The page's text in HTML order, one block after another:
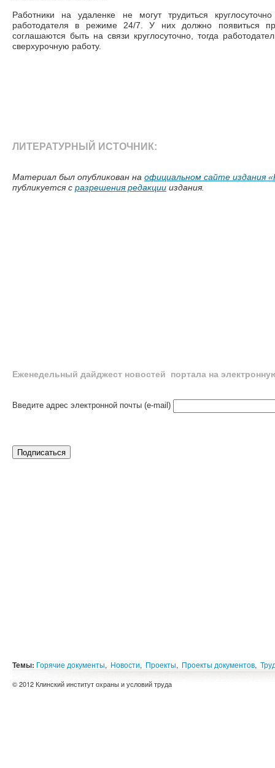
Работники на удаленке не могут трудиться
работодателя в режиме 24/7. У них должно появиться
соглашаются быть на связи круглосуточно, тогда
сверхурочную работу.
ЛИТЕРАТУРНЫЙ ИСТОЧНИК:
Материал был опубликован на официальном сайте издания
публикуется с разрешения редакции издания.
Еженедельный дайджест новостей портала на
Введите адрес электронной почты (e-mail)
Темы: Горячие документы, Новости, Проекты, Проекты документов,
© 2012 Клинский институт охраны и условий труда